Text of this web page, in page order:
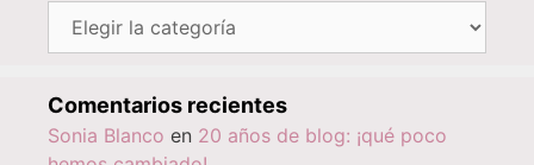
Comentarios recientes
Sonia Blanco en 20 años de blog: ¡qué poco